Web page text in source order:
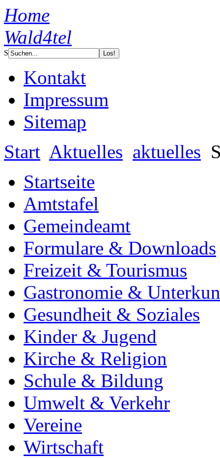
Home
Wald4tel
S
Kontakt
Impressum
Sitemap
Start Aktuelles aktuelles
Startseite
Amtstafel
Gemeindeamt
Formulare & Downloads
Freizeit & Tourismus
Gastronomie &
Gesundheit & Soziales
Kinder & Jugend
Kirche & Religion
Schule & Bildung
Umwelt & Verkehr
Vereine
Wirtschaft